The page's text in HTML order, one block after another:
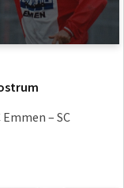
– SC